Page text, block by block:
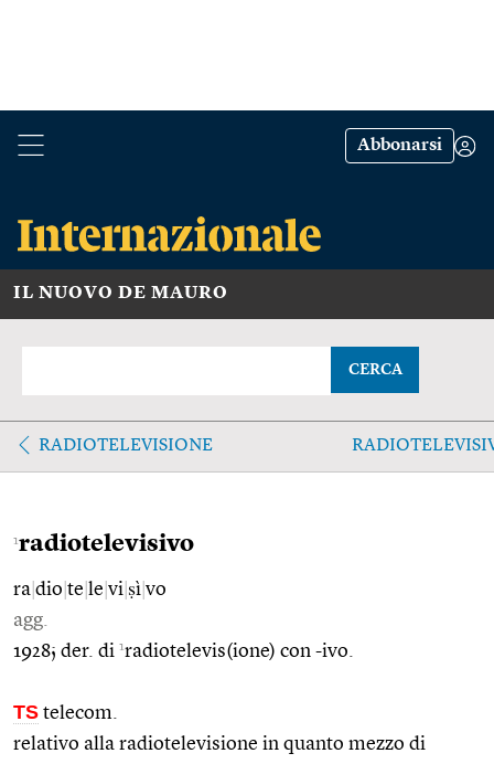
Abbonarsi
IL NUOVO DE MAURO
CERCA
RADIOTELEVISIONE
1radiotelevisivo
ra dio te le vi ṣì vo
agg.
1928; der. di 1radiotelevis(ione) con -ivo.
TS telecom.
relativo alla radiotelevisione in quanto mezzo di